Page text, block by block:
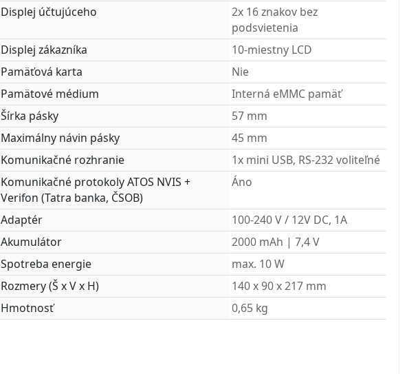
Displej účtujúceho
2x 16 znakov bez
podsvietenia
Displej zákazníka
10-miestny LCD
Pamäťová karta
Nie
Pamätové médium
Interná eMMC pamäť
Šírka pásky
57 mm
Maximálny návin pásky
45 mm
Komunikačné rozhranie
1x mini USB, RS-232 voliteľné
Komunikačné protokoly ATOS NVIS +
Verifon (Tatra banka, ČSOB)
Áno
Adaptér
100-240 V / 12V DC, 1A
Akumulátor
2000 mAh | 7,4 V
Spotreba energie
max. 10 W
Rozmery (Š x V x H)
140 x 90 x 217 mm
Hmotnosť
0,65 kg